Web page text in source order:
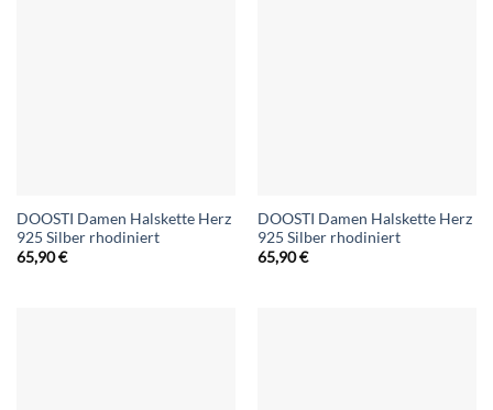
DOOSTI Damen Halskette Herz
925 Silber rhodiniert
65,90€
DOOSTI Damen Halskette Herz
925 Silber rhodiniert
65,90€